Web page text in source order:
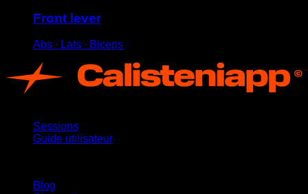
Front lever
Abs ∙ Lats ∙ Biceps
Sessions
Guide utilisateur
Blog